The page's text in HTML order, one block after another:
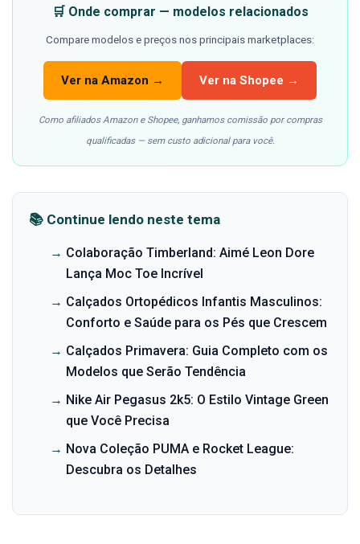
🛒 Onde comprar — modelos relacionados
Compare modelos e preços nos principais marketplaces:
Ver na Amazon → Ver na Shopee →
Como afiliados Amazon e Shopee, ganhamos comissão por compras
qualificadas — sem custo adicional para você.
📚 Continue lendo neste tema
→ Colaboração Timberland: Aimé Leon Dore
Lança Moc Toe Incrível
→ Calçados Ortopédicos Infantis Masculinos:
Conforto e Saúde para os Pés que Crescem
→ Calçados Primavera: Guia Completo com os
Modelos que Serão Tendência
→ Nike Air Pegasus 2k5: O Estilo Vintage Green
que Você Precisa
→ Nova Coleção PUMA e Rocket League:
Descubra os Detalhes